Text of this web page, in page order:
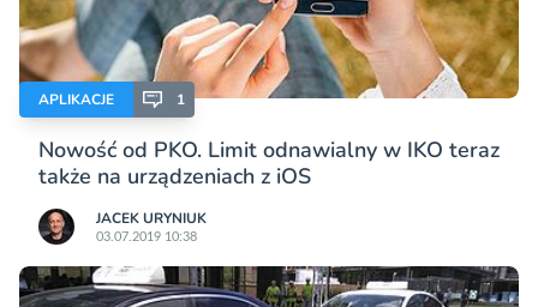
APLIKACJE 1
Nowość od PKO. Limit odnawialny w IKO teraz
także na urządzeniach z iOS
JACEK URYNIUK
03.07.2019 10:38